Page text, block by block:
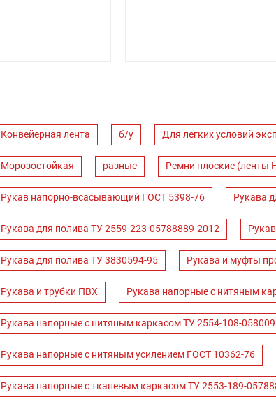
Конвейерная лента б/у Для легких условий
Морозостойкая разные Ремни плоские (ленты
Рукав напорно-всасывающий ГОСТ 5398-76 Рукава
Рукава для полива ТУ 2559-223-05788889-2012
Рукава для полива ТУ 3830594-95 Рукава и муфты
Рукава и трубки ПВХ Рукава напорные с нитяным
Рукава напорные с нитяным каркасом ТУ 2554-108-
Рукава напорные с нитяным усилением ГОСТ 10362-76
Рукава напорные с тканевым каркасом ТУ 2553-189-